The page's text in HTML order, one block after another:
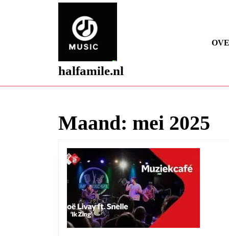
halfamile.nl
Maand: mei 2025